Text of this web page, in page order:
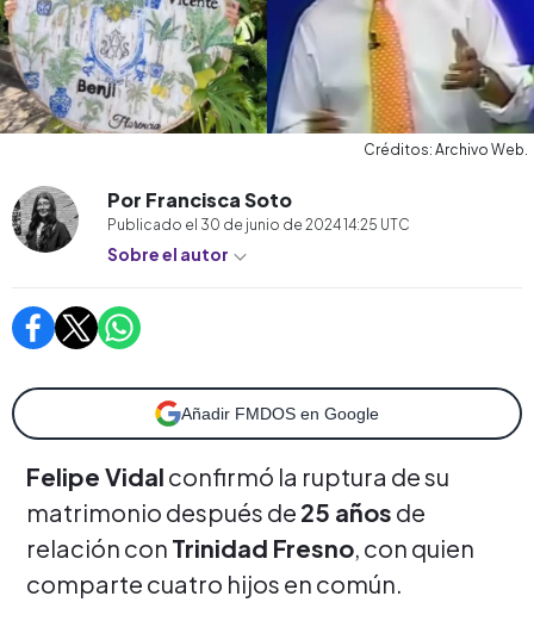
Créditos: Archivo Web.
Por Francisca Soto
Publicado el 30 de junio de 2024 14:25 UTC
Sobre el autor
Añadir FMDOS en Google
Felipe Vidal confirmó la ruptura de su
matrimonio después de 25 años de
relación con Trinidad Fresno, con quien
comparte cuatro hijos en común.